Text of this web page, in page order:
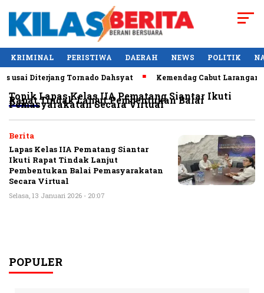
KRIMINAL PERISTIWA DAERAH NEWS POLITIK
usai Diterjang Tornado Dahsyat Kemendag Cabut Larangan
Topik Lapas Kelas IIA Pematang Siantar Ikuti
Rapat Tindak Lanjut Pembentukan Balai
Pemasyarakatan Secara Virtual
Berita
Lapas Kelas IIA Pematang Siantar
Ikuti Rapat Tindak Lanjut
Pembentukan Balai Pemasyarakatan
Secara Virtual
Selasa, 13 Januari 2026 - 20:07
POPULER